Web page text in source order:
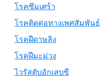
โรคซึมเศร้า
โรคติดต่อทางเพศสัมพันธ์
โรคฝีดาษลิง
โรคฝีมะม่วง
ไวรัสตับอักเสบซี